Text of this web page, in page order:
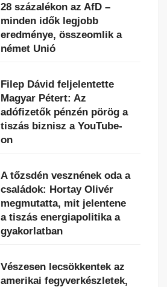
28 százalékon az AfD –
minden idők legjobb
eredménye, összeomlik a
német Unió
Filep Dávid feljelentette
Magyar Pétert: Az
adófizetők pénzén pörög a
tiszás biznisz a YouTube-
on
A tőzsdén vesznének oda a
családok: Hortay Olivér
megmutatta, mit jelentene
a tiszás energiapolitika a
gyakorlatban
Vészesen lecsökkentek az
amerikai fegyverkészletek,